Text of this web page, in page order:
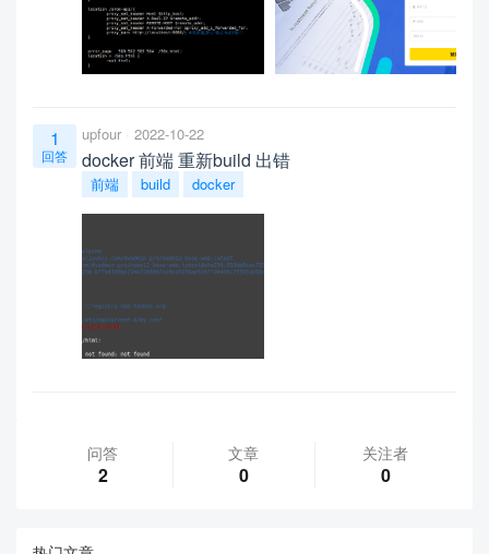
1
回答
upfour 2022-10-22
docker 前端 重新build 出错
前端 build docker
问答
2
文章
0
关注者
0